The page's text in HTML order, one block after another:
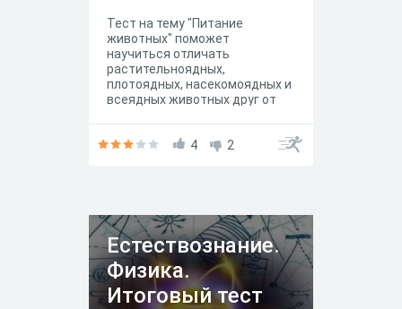
Тест на тему "Питание
животных" поможет
научиться отличать
растительноядных,
плотоядных, насекомоядных и
всеядных животных друг от
животных!
4 2
Естествознание.
Физика.
Итоговый тест